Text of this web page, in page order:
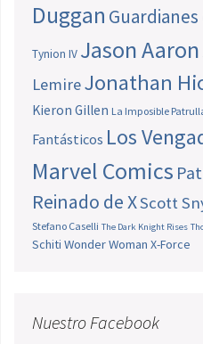
Duggan Guardianes
Tynion IV Jason Aaron
LemireJonathan
Kieron Gillen La Imposible
Fantásticos Los
Marvel Comics
Reinado de XScott
Stefano Caselli The Dark Knight Rises
Schiti Wonder Woman X-Force
Nuestro Facebook